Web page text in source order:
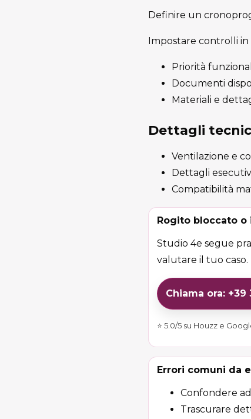
Definire un
Impostare controlli in
Priorità
Documenti
Materiali e
Dettagli
Ventilazione e
Dettagli
Compatibilità
Rogito bloccato
Studio 4e segue
valutare il tuo caso.
Chiama ora: +39
⭐ 5.0/5 su Houzz e
Errori comuni da
Confondere
Trascurare